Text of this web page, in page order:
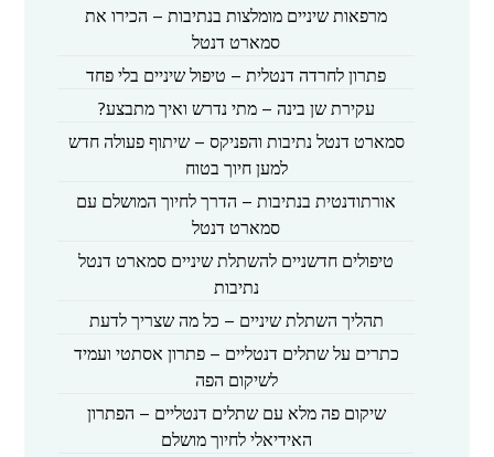
מרפאות שיניים מומלצות בנתיבות – הכירו את
סמארט דנטל
פתרון לחרדה דנטלית – טיפול שיניים בלי פחד
עקירת שן בינה – מתי נדרש ואיך מתבצע?
סמארט דנטל נתיבות והפניקס – שיתוף פעולה חדש
למען חיוך בטוח
אורתודנטית בנתיבות – הדרך לחיוך המושלם עם
סמארט דנטל
טיפולים חדשניים להשתלת שיניים סמארט דנטל
נתיבות
תהליך השתלת שיניים – כל מה שצריך לדעת
כתרים על שתלים דנטליים – פתרון אסתטי ועמיד
לשיקום הפה
שיקום פה מלא עם שתלים דנטליים – הפתרון
האידיאלי לחיוך מושלם